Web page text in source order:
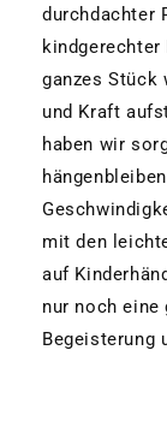
durchdachter
ganzes Stück
und Kraft
haben wir
mit den
auf
nur noch eine
Begeisterung